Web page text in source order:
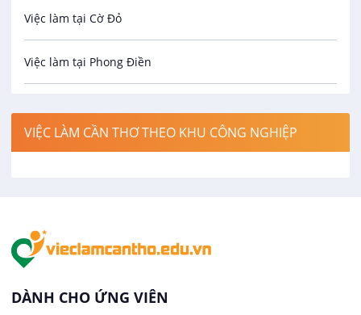
Công nghệ sinh học
Công nghệ thực phẩm
Điện / Điện tử / Điện lạnh
Hàng hải / Hàng không
In ấn / Xuất bản
Kế toán
Việc làm tại Cờ Đỏ
Việc làm tại Phong Điền
Việc làm tại Cái Khế
Việc làm tại An Bình
VIỆC LÀM CẦN THƠ THEO KHU CÔNG NGHIỆP
DÀNH CHO ỨNG VIÊN